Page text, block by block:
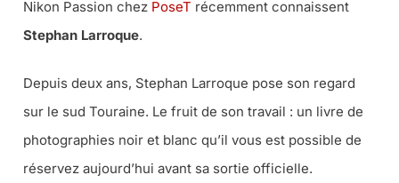
Nikon Passion chez PoseT récemment connaissent
Stephan Larroque.
Depuis deux ans, Stephan Larroque pose son regard
sur le sud Touraine. Le fruit de son travail : un livre de
photographies noir et blanc qu’il vous est possible de
réservez aujourd’hui avant sa sortie officielle.